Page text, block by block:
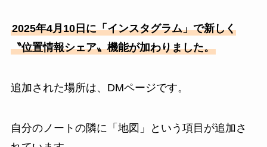
2025年4月10日に「インスタグラム」で新しく
〝位置情報シェア〟機能が加わりました。
追加された場所は、DMページです。
自分のノートの隣に「地図」という項目が追加さ